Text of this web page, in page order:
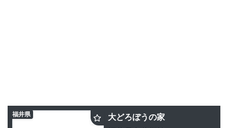
大どろぼうの家
福井県